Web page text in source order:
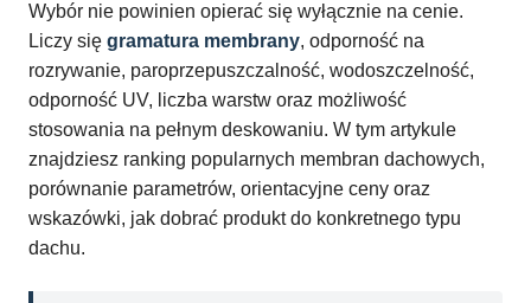
Wybór nie powinien opierać się wyłącznie na cenie.
Liczy się gramatura membrany, odporność na
rozrywanie, paroprzepuszczalność, wodoszczelność,
odporność UV, liczba warstw oraz możliwość
stosowania na pełnym deskowaniu. W tym artykule
znajdziesz ranking popularnych membran dachowych,
porównanie parametrów, orientacyjne ceny oraz
wskazówki, jak dobrać produkt do konkretnego typu
dachu.